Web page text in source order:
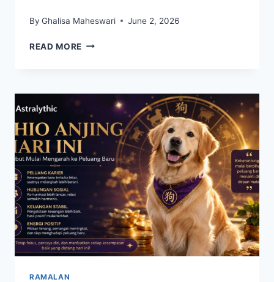
By Ghalisa Maheswari June 2, 2026
READ MORE SHIO
KUAT
DISEGANI
ORANG,
APAKAH
SHIO
TERMASUK?
RAMALAN